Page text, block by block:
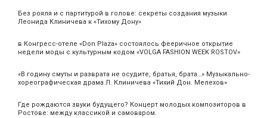
Без рояля и с партитурой в голове: секреты создания музыки
Леонида Клиничева к «Тихому Дону»
в Конгресс-отеле «Don Plaza» состоялось фееричное открытие
недели моды с культурным кодом «VOLGA FASHION WEEK ROSTOV»
«В годину смуты и разврата не осудите, братья, брата…» Музыкально-
хореографическая драма Л. Клиничева «Тихий Дон. Мелехов»
Где рождаются звуки будущего? Концерт молодых композиторов в
Ростове: между классикой и самоваром.